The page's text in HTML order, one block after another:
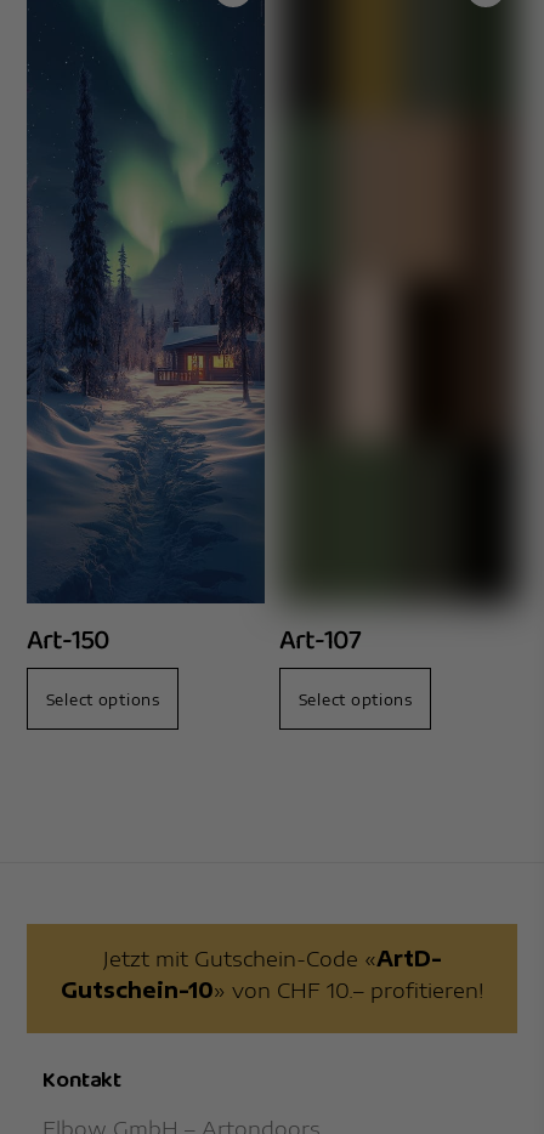
Art-150
Select options
Art-107
Select options
Jetzt mit Gutschein-Code «ArtD-
Gutschein-10» von CHF 10.– profitieren!
Kontakt
Elbow GmbH – Artondoors